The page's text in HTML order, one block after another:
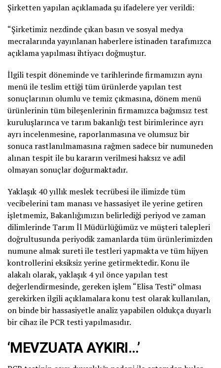
Şirketten yapılan açıklamada şu ifadelere yer verildi:
“Şirketimiz nezdinde çıkan basın ve sosyal medya
mecralarında yayınlanan haberlere istinaden tarafımızca
açıklama yapılması ihtiyacı doğmuştur.
İlgili tespit döneminde ve tarihlerinde firmamızın aynı
menü ile teslim ettiği tüm ürünlerde yapılan test
sonuçlarının olumlu ve temiz çıkmasına, dönem menü
ürünlerinin tüm bileşenlerinin firmamızca bağımsız test
kuruluşlarınca ve tarım bakanlığı test birimlerince ayrı
ayrı incelenmesine, raporlanmasına ve olumsuz bir
sonuca rastlanılmamasına rağmen sadece bir numuneden
alınan tespit ile bu kararın verilmesi haksız ve adil
olmayan sonuçlar doğurmaktadır.
Yaklaşık 40 yıllık meslek tecrübesi ile ilimizde tüm
vecibelerini tam manası ve hassasiyet ile yerine getiren
işletmemiz, Bakanlığımızın belirlediği periyod ve zaman
dilimlerinde Tarım İl Müdürlüğümüz ve müşteri talepleri
doğrultusunda periyodik zamanlarda tüm ürünlerimizden
numune almak sureti ile testleri yapmakta ve tüm hijyen
kontrollerini eksiksiz yerine getirmektedir. Konu ile
alakalı olarak, yaklaşık 4 yıl önce yapılan test
değerlendirmesinde, gereken işlem “Elisa Testi” olması
gerekirken ilgili açıklamalara konu test olarak kullanılan,
on binde bir hassasiyetle analiz yapabilen oldukça duyarlı
bir cihaz ile PCR testi yapılmasıdır.
‘MEVZUATA AYKIRI…’